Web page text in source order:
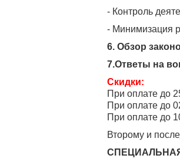
- Контроль
- Минимизация
6. Обзор
7.Ответы на
Скидки:
При оплате до
При оплате до
При оплате до
Второму и